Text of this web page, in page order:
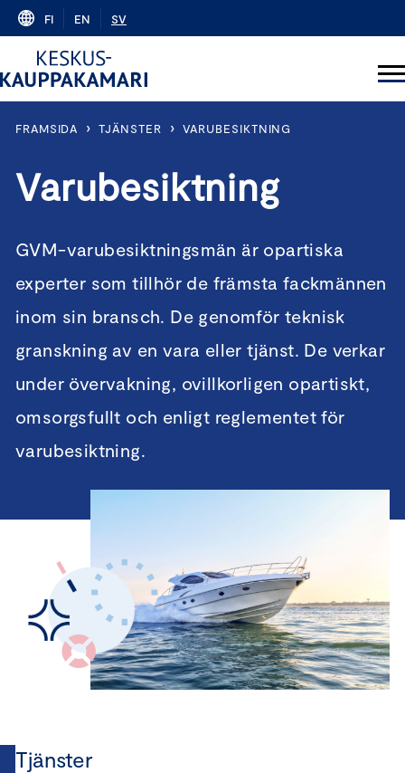
Skip
content
FI EN SV
FRAMSIDA › TJÄNSTER › VARUBESIKTNING
Varubesiktning
GVM-varubesiktningsmän är opartiska
experter som tillhör de främsta fackmännen
inom sin bransch. De genomför teknisk
granskning av en vara eller tjänst. De verkar
under övervakning, ovillkorligen opartiskt,
omsorgsfullt och enligt reglementet för
varubesiktning.
Tjänster